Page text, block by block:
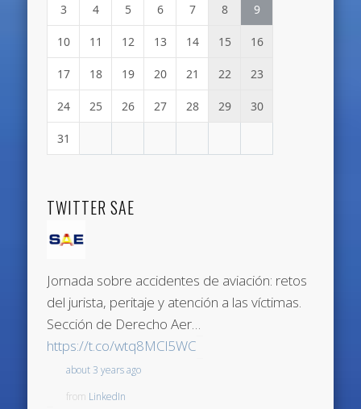
3 4 5 6 7 8 9
10 11 12 13 14 15 16
17 18 19 20 21 22 23
24 25 26 27 28 29 30
31
TWITTER SAE
Jornada sobre accidentes de aviación: retos
del jurista, peritaje y atención a las víctimas.
Sección de Derecho Aer…
https://t.co/wtq8MCl5WC
about 3 years ago
from LinkedIn